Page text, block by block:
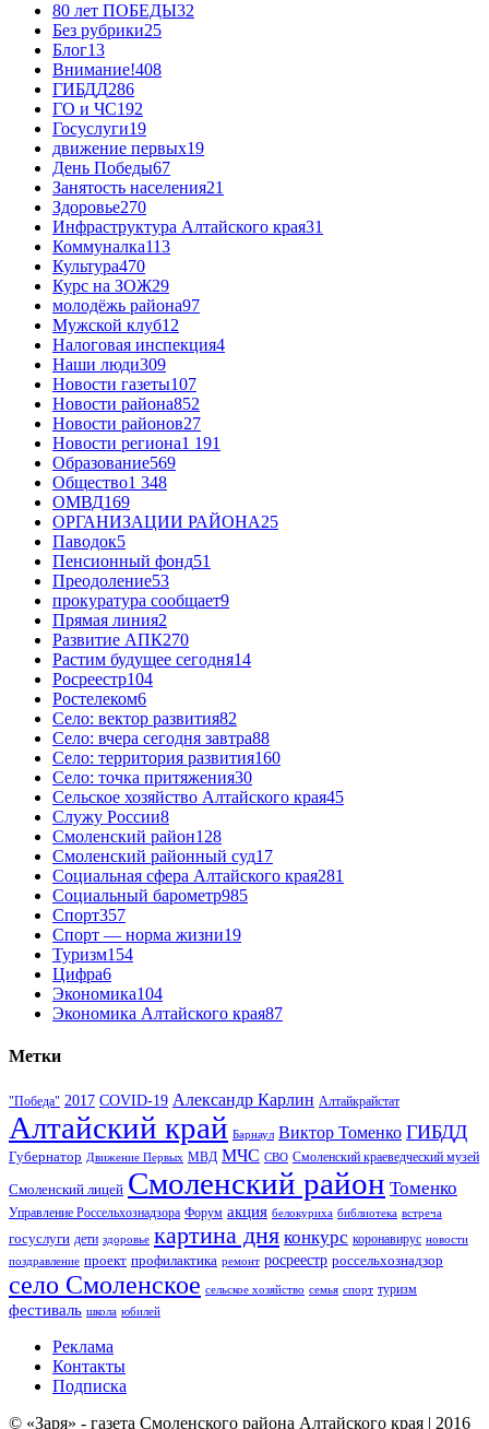
80 лет ПОБЕДЫ32
Без рубрики25
Блог13
Внимание!408
ГИБДД286
ГО и ЧС192
Госуслуги19
движение первых19
День Победы67
Занятость населения21
Здоровье270
Инфраструктура Алтайского края31
Коммуналка113
Культура470
Курс на ЗОЖ29
молодёжь района97
Мужской клуб12
Налоговая инспекция4
Наши люди309
Новости газеты107
Новости района852
Новости районов27
Новости региона1 191
Образование569
Общество1 348
ОМВД169
ОРГАНИЗАЦИИ РАЙОНА25
Паводок5
Пенсионный фонд51
Преодоление53
прокуратура сообщает9
Прямая линия2
Развитие АПК270
Растим будущее сегодня14
Росреестр104
Ростелеком6
Село: вектор развития82
Село: вчера сегодня завтра88
Село: территория развития160
Село: точка притяжения30
Сельское хозяйство Алтайского края45
Служу России8
Смоленский район128
Смоленский районный суд17
Социальная сфера Алтайского края281
Социальный барометр985
Спорт357
Спорт — норма жизни19
Туризм154
Цифра6
Экономика104
Экономика Алтайского края87
Метки
"Победа" 2017 COVID-19 Александр Карлин Алтайкрайстат
Алтайский край Барнаул Виктор Томенко ГИБДД
Губернатор Движение Первых МВД МЧС СВО Смоленский краеведческий музей
Смоленский лицей Смоленский район Томенко
Управление Россельхознадзора Форум акция белокуриха библиотека встреча
госуслуги дети здоровье картина дня конкурс коронавирус новости
поздравление проект профилактика ремонт росреестр россельхознадзор
село Смоленское сельское хозяйство семья спорт туризм
фестиваль школа юбилей
Реклама
Контакты
Подписка
© «Заря» - газета Смоленского района Алтайского края | 2016